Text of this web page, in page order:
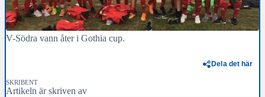
V-Södra vann åter i Gothia cup.
Dela det här
SKRIBENT
Artikeln är skriven av